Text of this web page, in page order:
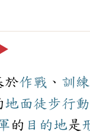
▶️
於作戰 、 訓練
地面徒步行動
的 目的地是